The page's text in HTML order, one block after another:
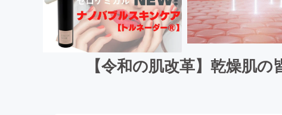
【令和の肌改革】乾燥肌